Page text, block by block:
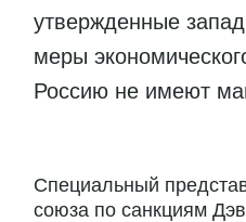
утвержденные
меры
Россию не имеют
Специальный
союза по санкциям